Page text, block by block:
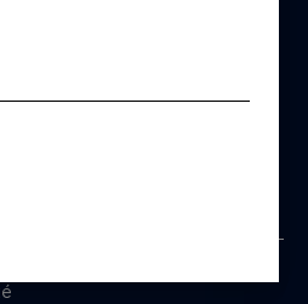
Paris
Halles
18h